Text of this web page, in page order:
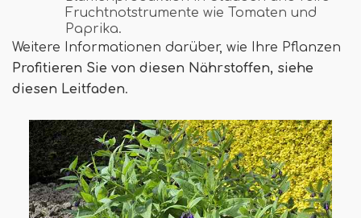
Fruchtnotstrumente wie Tomaten und
Paprika.
Weitere Informationen darüber, wie Ihre Pflanzen
Profitieren Sie von diesen Nährstoffen, siehe
diesen Leitfaden.